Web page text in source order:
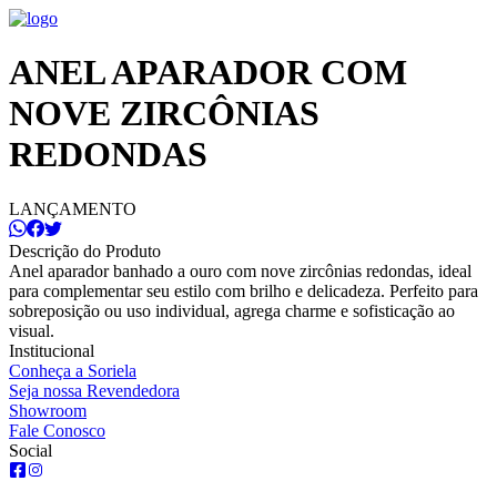
ANEL APARADOR COM
NOVE ZIRCÔNIAS
REDONDAS
LANÇAMENTO
Descrição do Produto
Anel aparador banhado a ouro com nove zircônias redondas, ideal
para complementar seu estilo com brilho e delicadeza. Perfeito para
sobreposição ou uso individual, agrega charme e sofisticação ao
visual.
Institucional
Conheça a Soriela
Seja nossa Revendedora
Showroom
Fale Conosco
Social